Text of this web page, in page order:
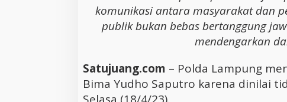
komunikasi antara masyarakat dan
publik bukan bebas bertanggung
mendengarkan
Satujuang.com – Polda Lampung
Bima Yudho Saputro karena dinilai